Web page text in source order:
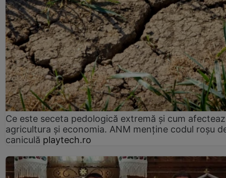
Ce este seceta pedologică extremă și cum
agricultura și economia. ANM menține codul roșu
caniculă playtech.ro